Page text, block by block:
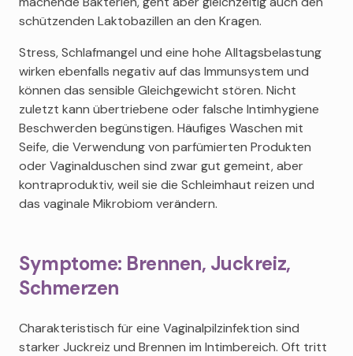
schützenden Laktobazillen an den Kragen.
Stress, Schlafmangel und eine hohe Alltagsbelastung
wirken ebenfalls negativ auf das Immunsystem und
können das sensible Gleichgewicht stören. Nicht
zuletzt kann übertriebene oder falsche Intimhygiene
Beschwerden begünstigen. Häufiges Waschen mit
Seife, die Verwendung von parfümierten Produkten
oder Vaginalduschen sind zwar gut gemeint, aber
kontraproduktiv, weil sie die Schleimhaut reizen und
das vaginale Mikrobiom verändern.
Symptome: Brennen, Juckreiz,
Schmerzen
Charakteristisch für eine Vaginalpilzinfektion sind
starker Juckreiz und Brennen im Intimbereich. Oft tritt